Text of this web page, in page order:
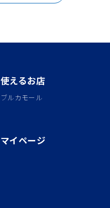
使えるお店
ブルカモール
マイページ